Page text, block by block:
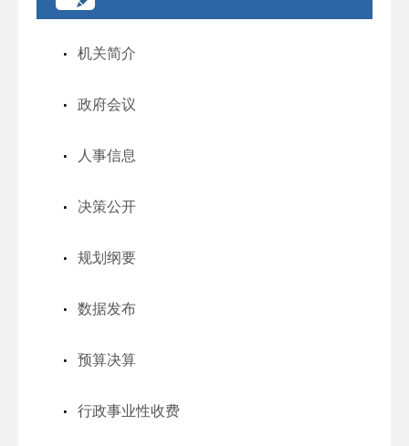
机关简介
政府会议
人事信息
决策公开
规划纲要
数据发布
预算决算
行政事业性收费